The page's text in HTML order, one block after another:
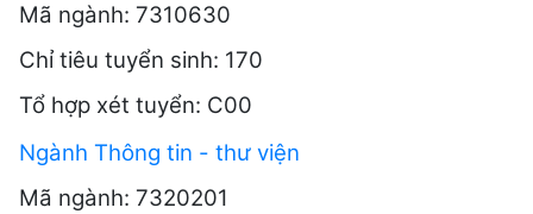
Mã ngành: 7310630
Chỉ tiêu tuyển sinh: 170
Tổ hợp xét tuyển: C00
Ngành Thông tin - thư viện
Mã ngành: 7320201